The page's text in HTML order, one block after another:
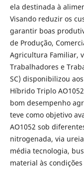
ela destinada à
Visando reduzir os
garantir boas
de Produção,
Agricultura Familiar,
Trabalhadores e
SC) disponibilizou
Híbrido Triplo
bom desempenho
teve como objetivo
AO1052 sob
nitrogenada, via
média tecnologia,
material às